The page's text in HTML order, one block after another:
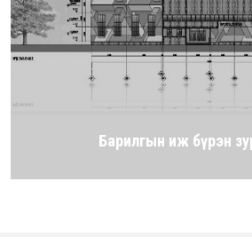
Барилгын иж бүрэн